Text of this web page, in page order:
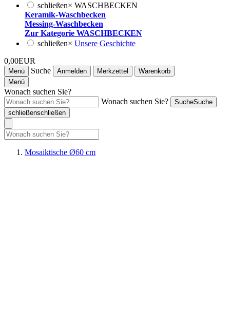
schließen× WASCHBECKEN
Keramik-Waschbecken
Messing-Waschbecken
Zur Kategorie WASCHBECKEN
schließen× Unsere Geschichte
0,00EUR
Menü Suche Anmelden Merkzettel
Warenkorb
Menü
Wonach suchen Sie?
Wonach suchen Sie?
SucheSuche
schließenschließen
Mosaiktische Ø60 cm